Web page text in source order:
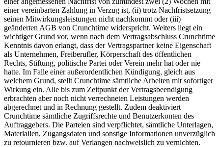
einer vereinbarten Zahlung in Verzug ist, (ii) trotz Nachfristsetzung
seinen Mitwirkungsleistungen nicht nachkommt oder (iii)
geänderten AGB von Crunchtime widerspricht. Weiters liegt ein
wichtiger Grund vor, wenn nach dem Vertragsabschluss Crunchtime
Kenntnis davon erlangt, dass der Vertragspartner keine Eigenschaft
als Unternehmen, Freiberufler, Körperschaft des öffentlichen
Rechts, Stiftung, politische Partei oder Verein mehr hat oder nie
hatte. Im Falle einer außerordentlichen Kündigung, gleich aus
welchem Grund, stellt Crunchtime sämtliche Arbeiten mit sofortiger
Wirkung ein. Alle bis zum Zeitpunkt der Vertragsbeendigung
erbrachten aber noch nicht verrechneten Leistungen werden
abgerechnet und in Rechnung gestellt. Zudem deaktiviert
Crunchtime sämtliche Zugriffsrechte und Benutzerkonten des
Auftraggebers. Die Parteien sind verpflichtet, sämtliche Unterlagen,
Materialien, Zugangsdaten und sonstige Informationen unverzüglich
zu retournieren bzw. auf Verlangen nachweislich zu vernichten.